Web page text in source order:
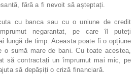
fără a fi nevoit să așteptați.
cu banca sau cu o uniune de credit
negarantat, pe care îl puteți
lungă de timp. Aceasta poate fi o opțiune
o sumă mare de bani. Cu toate acestea,
să contractați un împrumut mai mic, pe
să depășiți o criză financiară.